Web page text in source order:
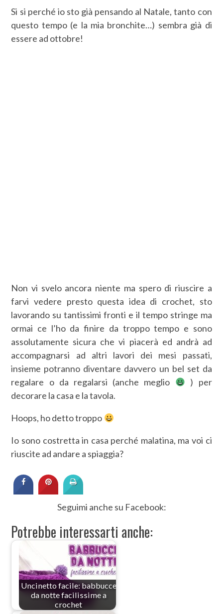
Si si perché io sto già pensando al Natale, tanto con
questo tempo (e la mia bronchite…) sembra già di
essere ad ottobre!
Non vi svelo ancora niente ma spero di riuscire a
farvi vedere presto questa idea di crochet, sto
lavorando su tantissimi fronti e il tempo stringe ma
ormai ce l’ho da finire da troppo tempo e sono
assolutamente sicura che vi piacerà ed andrà ad
accompagnarsi ad altri lavori dei mesi passati,
insieme potranno diventare davvero un bel set da
regalare o da regalarsi (anche meglio
) per
decorare la casa e la tavola.
Hoops, ho detto troppo
Io sono costretta in casa perché malatina, ma voi ci
riuscite ad andare a spiaggia?
Seguimi anche su Facebook:
Potrebbe interessarti anche:
Uncinetto facile: babbucce
da notte facilissime a
crochet